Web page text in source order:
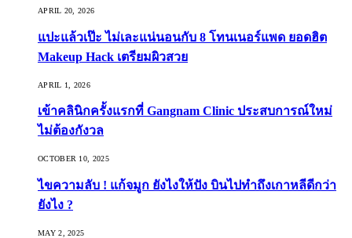
APRIL 20, 2026
แปะแล้วเป๊ะ ไม่เละแน่นอนกับ 8 โทนเนอร์แพด ยอดฮิต
Makeup Hack เตรียมผิวสวย
APRIL 1, 2026
เข้าคลินิกครั้งแรกที่ Gangnam Clinic ประสบการณ์ใหม่
ไม่ต้องกังวล
OCTOBER 10, 2025
ไขความลับ ! แก้จมูก ยังไงให้ปัง บินไปทำถึงเกาหลีดีกว่า
ยังไง ?
MAY 2, 2025